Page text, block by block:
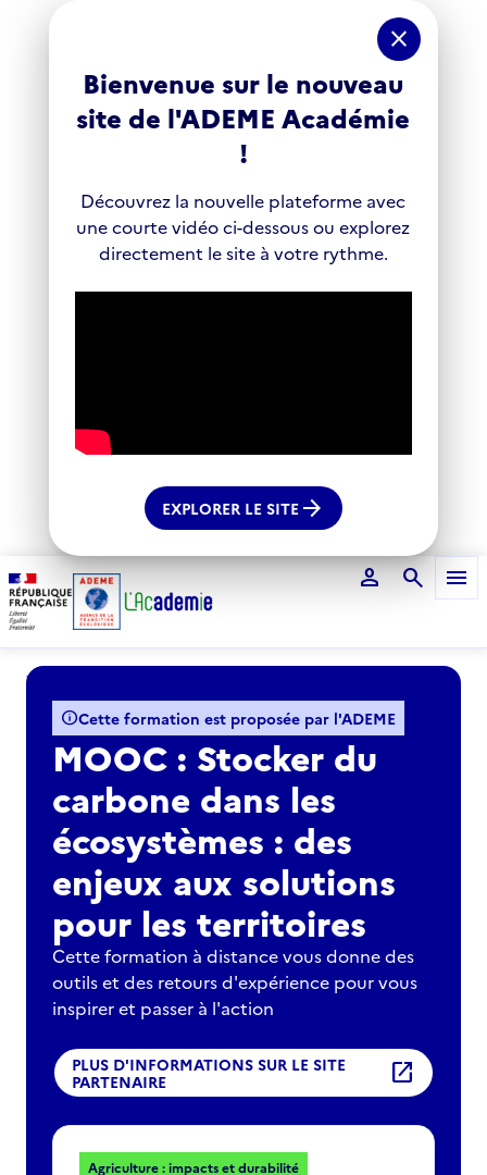
close
Bienvenue sur le nouveau
site de l'ADEME Académie
!
Découvrez la nouvelle plateforme avec
une courte vidéo ci-dessous ou explorez
directement le site à votre rythme.
EXPLORER LE SITEarrow_forward
person search menu
Voir le fil d'Ariane
infoCette formation est proposée par l'ADEME
MOOC : Stocker du
carbone dans les
écosystèmes : des
enjeux aux solutions
pour les territoires
Cette formation à distance vous donne des
outils et des retours d'expérience pour vous
inspirer et passer à l'action
PLUS D'INFORMATIONS SUR LE SITE
PARTENAIRE
open_in_new
Agriculture : impacts et durabilité